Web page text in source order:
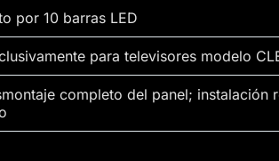
por 10 barras LED
para televisores modelo
completo del panel; instalación